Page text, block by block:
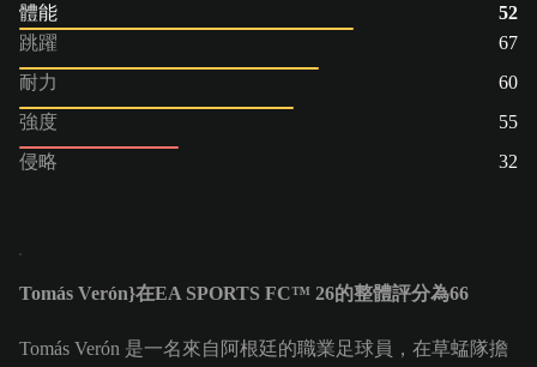
體能
52
跳躍
67
耐力
60
強度
55
侵略
32
Tomás Verón}在EA SPORTS FC™ 26的整體評分為66
Tomás Verón 是一名來自阿根廷的職業足球員，在草蜢隊擔